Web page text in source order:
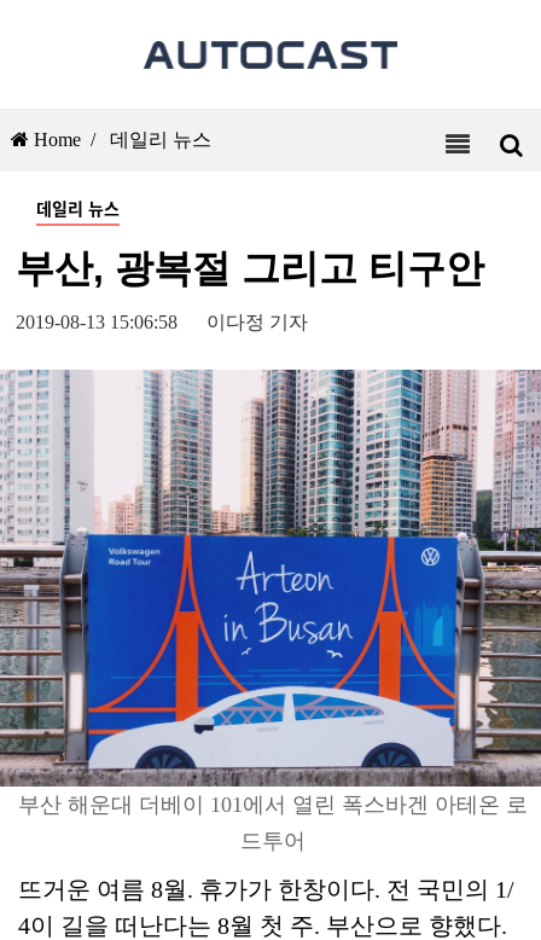
Home / 데일리 뉴스
데일리 뉴스
부산, 광복절 그리고 티구안
2019-08-13 15:06:58 이다정 기자
부산 해운대 더베이 101에서 열린 폭스바겐 아테온 로
드투어
뜨거운 여름 8월. 휴가가 한창이다. 전 국민의 1/
4이 길을 떠난다는 8월 첫 주. 부산으로 향했다.